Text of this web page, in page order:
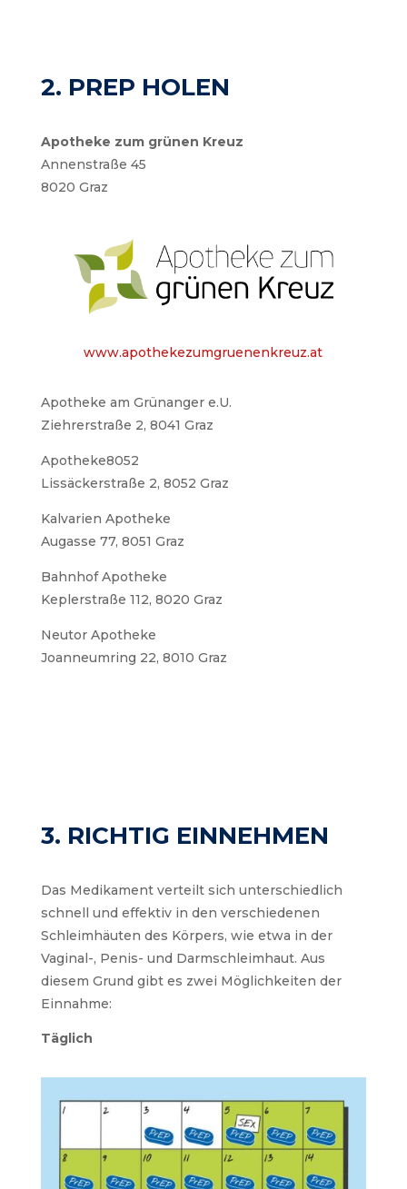
2. PREP HOLEN
Apotheke zum grünen Kreuz
Annenstraße 45
8020 Graz
www.apothekezumgruenenkreuz.at
Apotheke am Grünanger e.U.
Ziehrerstraße 2, 8041 Graz
Apotheke8052
Lissäckerstraße 2, 8052 Graz
Kalvarien Apotheke
Augasse 77, 8051 Graz
Bahnhof Apotheke
Keplerstraße 112, 8020 Graz
Neutor Apotheke
Joanneumring 22, 8010 Graz
3. RICHTIG EINNEHMEN
Das Medikament verteilt sich unterschiedlich
schnell und effektiv in den verschiedenen
Schleimhäuten des Körpers, wie etwa in der
Vaginal-, Penis- und Darmschleimhaut. Aus
diesem Grund gibt es zwei Möglichkeiten der
Einnahme:
Täglich